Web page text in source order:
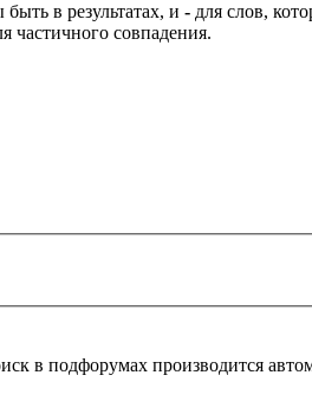
в результатах, и - для слов,
частичного совпадения.
в подфорумах производится